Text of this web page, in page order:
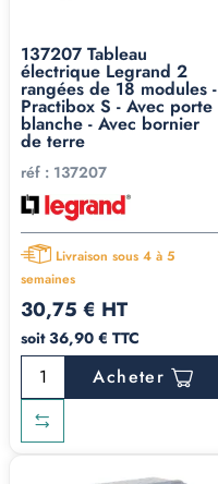
137207 Tableau
électrique Legrand 2
rangées de 18 modules -
Practibox S - Avec porte
blanche - Avec bornier
de terre
réf : 137207
Livraison sous 4 à 5
semaines
30,75 € HT
soit 36,90 € TTC
Acheter